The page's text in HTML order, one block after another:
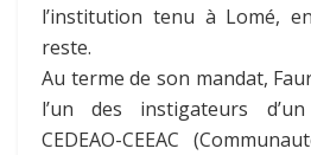
l’institution tenu à Lomé,
reste.
Au terme de son mandat,
l’un des instigateurs
CEDEAO-CEEAC